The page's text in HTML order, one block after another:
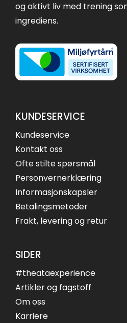
og aktivt liv med trening
ingrediens.
KUNDESERVICE
Kundeservice
Kontakt oss
Ofte stilte spørsmål
Personvernerklæring
Informasjonskapsler
Betalingsmetoder
Frakt, levering og retur
SIDER
#theataexperience
Artikler og fagstoff
Om oss
Karriere